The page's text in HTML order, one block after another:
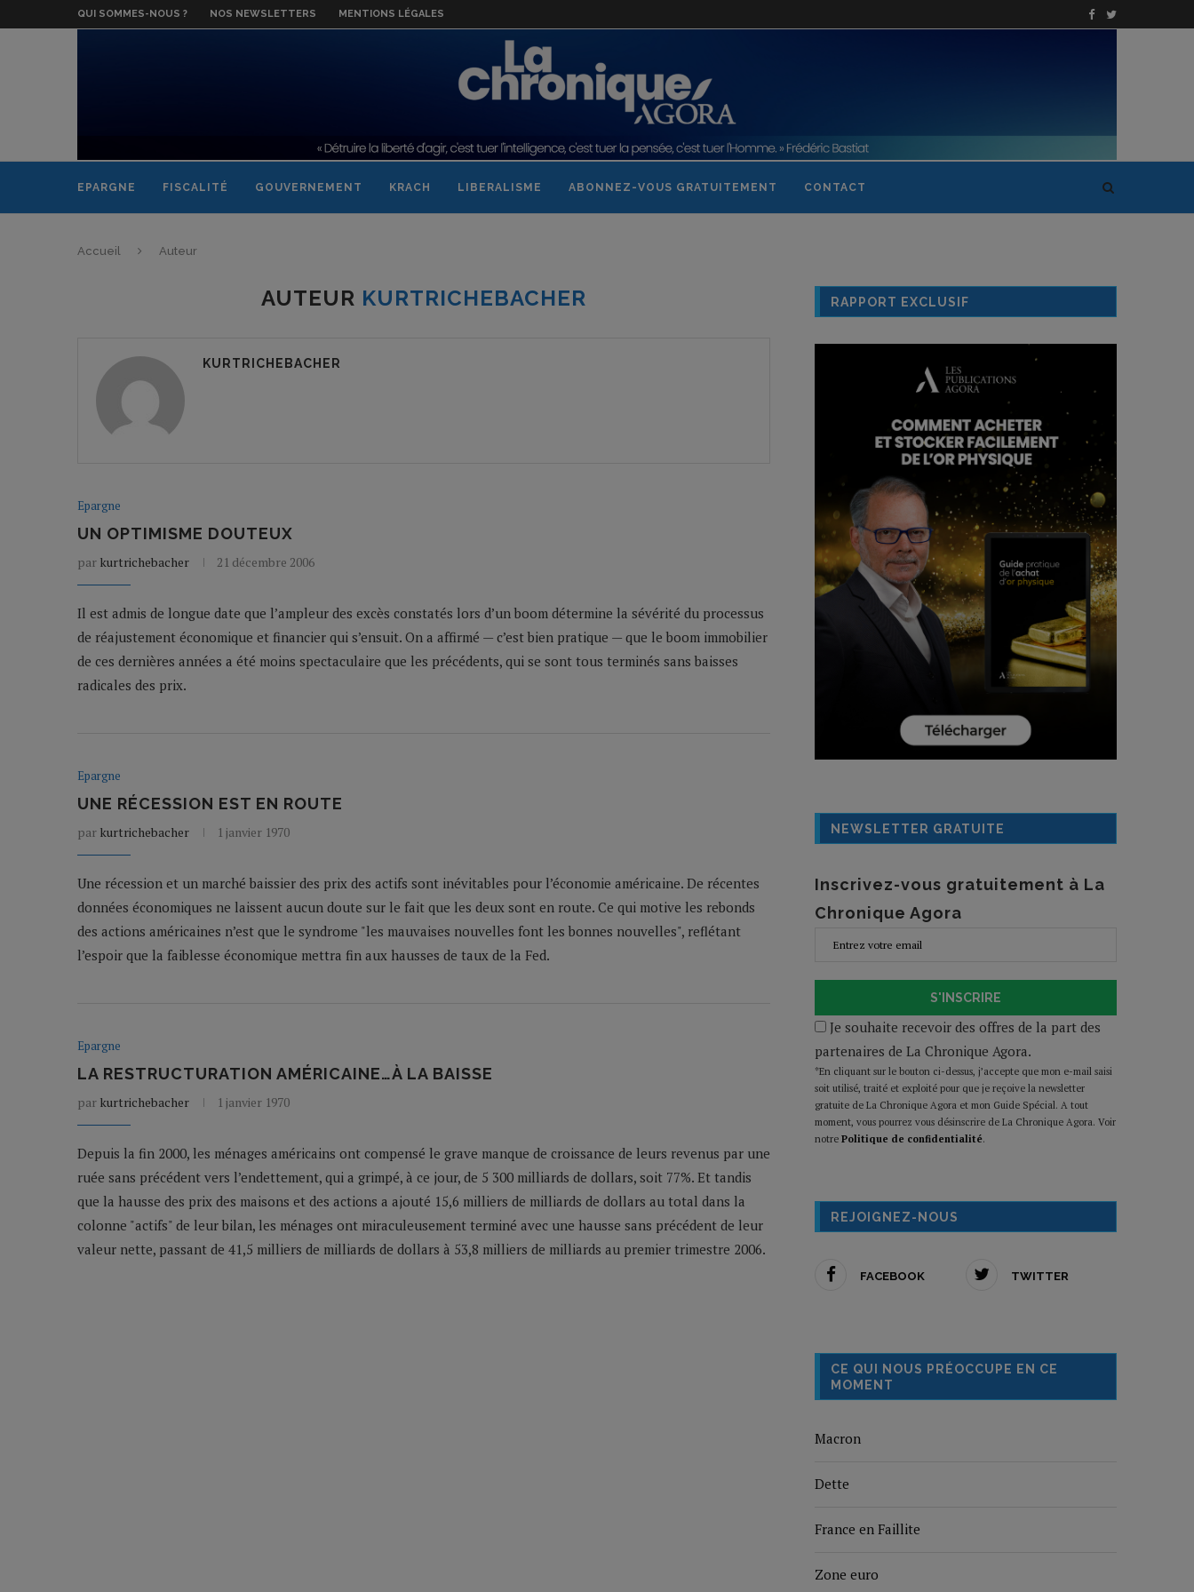
QUI SOMMES-NOUS ? NOS NEWSLETTERS MENTIONS LÉGALES
EPARGNE FISCALITÉ GOUVERNEMENT KRACH LIBERALISME ABONNEZ-VOUS GRATUITEMENT CONTACT
Accueil Auteur
AUTEUR KURTRICHEBACHER
KURTRICHEBACHER
Epargne
UN OPTIMISME DOUTEUX
par kurtrichebacher 21 décembre 2006
Il est admis de longue date que l’ampleur des excès constatés lors d’un boom détermine la sévérité du processus
de réajustement économique et financier qui s’ensuit. On a affirmé — c’est bien pratique — que le boom immobilier
de ces dernières années a été moins spectaculaire que les précédents, qui se sont tous terminés sans baisses
radicales des prix.
Epargne
UNE RÉCESSION EST EN ROUTE
par kurtrichebacher 1 janvier 1970
Une récession et un marché baissier des prix des actifs sont inévitables pour l’économie américaine. De récentes
données économiques ne laissent aucun doute sur le fait que les deux sont en route. Ce qui motive les rebonds
des actions américaines n’est que le syndrome "les mauvaises nouvelles font les bonnes nouvelles", reflétant
l’espoir que la faiblesse économique mettra fin aux hausses de taux de la Fed.
Epargne
LA RESTRUCTURATION AMÉRICAINE…À LA BAISSE
par kurtrichebacher 1 janvier 1970
Depuis la fin 2000, les ménages américains ont compensé le grave manque de croissance de leurs revenus par une
ruée sans précédent vers l’endettement, qui a grimpé, à ce jour, de 5 300 milliards de dollars, soit 77%. Et tandis
que la hausse des prix des maisons et des actions a ajouté 15,6 milliers de milliards de dollars au total dans la
colonne "actifs" de leur bilan, les ménages ont miraculeusement terminé avec une hausse sans précédent de leur
valeur nette, passant de 41,5 milliers de milliards de dollars à 53,8 milliers de milliards au premier trimestre 2006.
RAPPORT EXCLUSIF
NEWSLETTER GRATUITE
Inscrivez-vous gratuitement à La
Chronique Agora
S'INSCRIRE
Je souhaite recevoir des offres de la part des
partenaires de La Chronique Agora.
*En cliquant sur le bouton ci-dessus, j’accepte que mon e-mail saisi
soit utilisé, traité et exploité pour que je reçoive la newsletter
gratuite de La Chronique Agora et mon Guide Spécial. A tout
moment, vous pourrez vous désinscrire de La Chronique Agora. Voir
notre Politique de confidentialité.
REJOIGNEZ-NOUS
FACEBOOK TWITTER
CE QUI NOUS PRÉOCCUPE EN CE
MOMENT
Macron
Dette
France en Faillite
Zone euro